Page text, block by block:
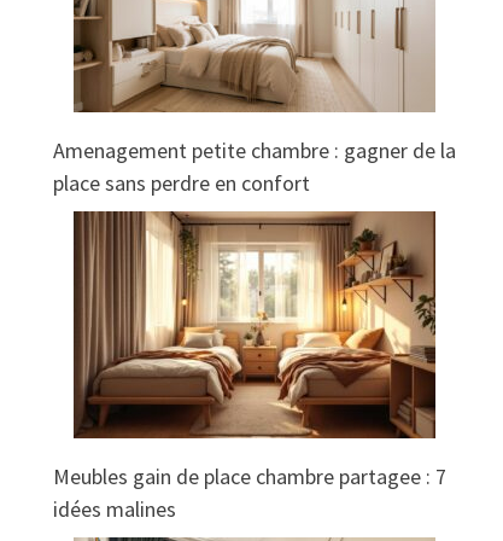
Amenagement petite chambre : gagner de la
place sans perdre en confort
Meubles gain de place chambre partagee : 7
idées malines